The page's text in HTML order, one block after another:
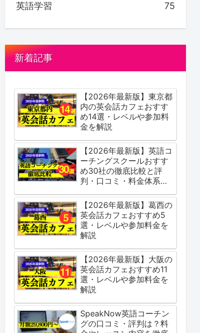
英語学習 75
新着記事
【2026年最新版】東京都
内の英会話カフェおすす
め14選・レベルや参加料
金を解説
【2026年最新版】英語コ
ーチングスクールおすす
め30社の徹底比較と評
判・口コミ・料金体系を
【2026年最新版】葛西の
英会話カフェおすすめ5
選・レベルや参加料金を
解説
【2026年最新版】大阪の
英会話カフェおすすめ11
選・レベルや参加料金を
解説
SpeakNow英語コーチン
グの口コミ・評判は？料